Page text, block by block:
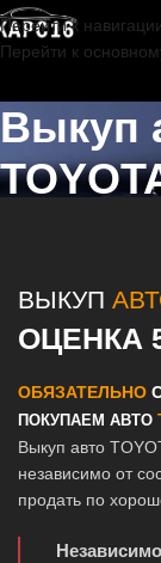
Перейти к
Перейти к
Выкуп
ВЫКУП
ОЦЕНКА
ОБЯЗАТЕЛЬНО
ПОКУПАЕМ АВТО
Выкуп авто
независимо от
продать по